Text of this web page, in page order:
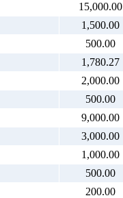
15,000.00
1,500.00
500.00
1,780.27
2,000.00
500.00
9,000.00
3,000.00
1,000.00
500.00
200.00